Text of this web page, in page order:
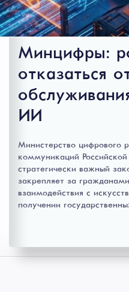
Минцифры:
отказаться
ИИ
Министерство цифрового
коммуникаций
стратегически важный
закрепляет за
взаимодействия с
получении